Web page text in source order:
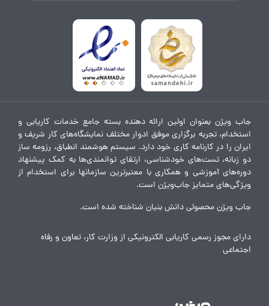
جاب ویژن بعنوان اولین ارائه دهنده بسته جامع خدمات کاریابی و
استخدام، تجربه برگزاری موفق ادوار مختلف نمایشگاه‌های کار شریف و
ایران را در کارنامه کاری خود دارد. سیستم هوشمند انطباق، رزومه ساز
دو زبانه، تست‌های خودشناسی، ارتقای توانمندی‌ها به کمک پیشنهاد
دوره‌های آموزشی و همکاری با معتبرترین سازمانها برای استخدام از
ویژگی‌های متمایز جاب‌ویژن است.
جاب ویژن محصولی دانش بنیان شناخته شده است.
دارای مجوز رسمی کاریابی الکترونیکی از وزارت کار، تعاون و رفاه
اجتماعی